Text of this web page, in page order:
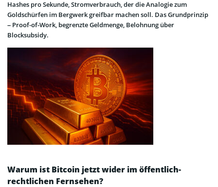
Hashes pro Sekunde, Stromverbrauch, der die Analogie zum
Goldschürfen im Bergwerk greifbar machen soll. Das Grundprinzip
– Proof-of-Work, begrenzte Geldmenge, Belohnung über
Blocksubsidy.
Warum ist Bitcoin jetzt wider im öffentlich-
rechtlichen Fernsehen?